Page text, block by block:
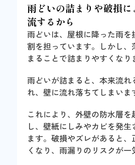
雨どいの詰まりや破損
流するから
雨どいは、屋根に降った雨
割を担っています。しかし、
まることで詰まりやすくなり
雨どいが詰まると、本来流れ
れ、壁に流れ落ちてしまいま
これにより、外壁の防水層を
し、壁紙にしみやカビを発生
ます。破損やズレがあると、
くなり、雨漏りのリスクが一